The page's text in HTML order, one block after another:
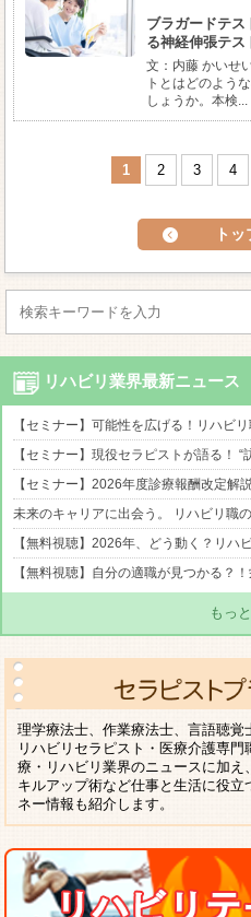
ブラガードテス
る神経伸張テス
文：内藤 かいせ
トとはどのよう
しょうか。本検...
1 2 3 4
ト
リハビリ業界最新ニュース
【セミナー】可能性を広げる！リハビ
【セミナー】現役セラピストが語る！ “
【セミナー】2026年度診療報酬改定解
未来のキャリアに出会う。 リハビリ職
【無料視聴】2026年、どう動く？リハ
【無料視聴】自分の適職が見つかる？
もっ
理学療法士、作業療法士、言語聴
リハビリセラピスト・医療介護専
療・リハビリ業界のニュースに加
キルアップ術など仕事と生活に役
ネー情報も紹介します。